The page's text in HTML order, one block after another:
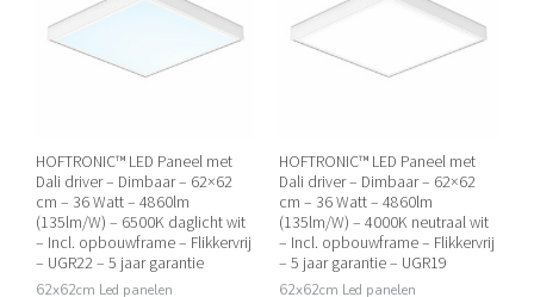
HOFTRONIC™ LED Paneel met
Dali driver – Dimbaar – 62×62
cm – 36 Watt – 4860lm
(135lm/W) – 6500K daglicht wit
– Incl. opbouwframe – Flikkervrij
– UGR22 – 5 jaar garantie
62x62cm Led panelen
HOFTRONIC™ LED Paneel met
Dali driver – Dimbaar – 62×62
cm – 36 Watt – 4860lm
(135lm/W) – 4000K neutraal wit
– Incl. opbouwframe – Flikkervrij
– 5 jaar garantie – UGR19
62x62cm Led panelen